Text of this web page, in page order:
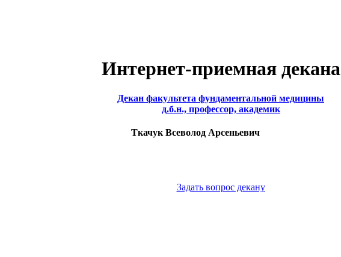
Интернет-приемная декана
Декан факультета фундаментальной медицины
д.б.н., профессор, академик
Ткачук Всеволод Арсеньевич
Задать вопрос декану